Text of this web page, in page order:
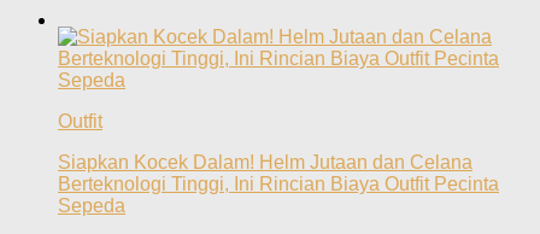
Outfit
Siapkan Kocek Dalam! Helm Jutaan dan Celana
Berteknologi Tinggi, Ini Rincian Biaya Outfit Pecinta
Sepeda